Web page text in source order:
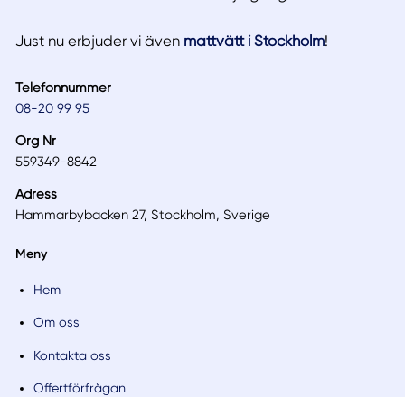
Just nu erbjuder vi även mattvätt i Stockholm!
Telefonnummer
08-20 99 95
Org Nr
559349-8842
Adress
Hammarbybacken 27, Stockholm, Sverige
Meny
Hem
Om oss
Kontakta oss
Offertförfrågan